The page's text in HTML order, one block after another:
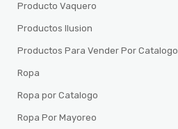
Producto Vaquero
Productos Ilusion
Productos Para Vender Por Catalogo
Ropa
Ropa por Catalogo
Ropa Por Mayoreo